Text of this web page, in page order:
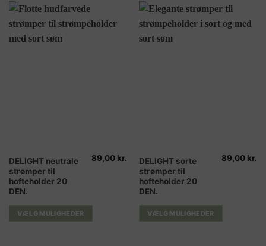
DELIGHT neutrale
strømper til
hofteholder 20
DEN.
89,00 kr.
VÆLG MULIGHEDER
Dette
vare
har
flere
varianter.
Mulighederne
DELIGHT sorte
strømper til
hofteholder 20
DEN.
89,00 kr.
VÆLG MULIGHEDER
Dette
vare
har
flere
varianter.
Mulighederne